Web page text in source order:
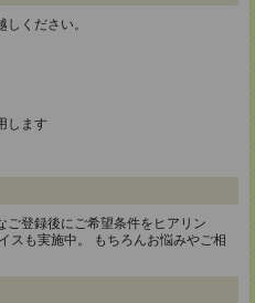
ください。
します
ご登録後にご希望条件をヒアリン
スも実施中。 もちろんお悩みやご相